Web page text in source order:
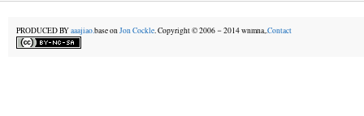
PRODUCED BYaaajiao.base onJon Cockle. Copyright © 2006－2014 wnmna,.Contact